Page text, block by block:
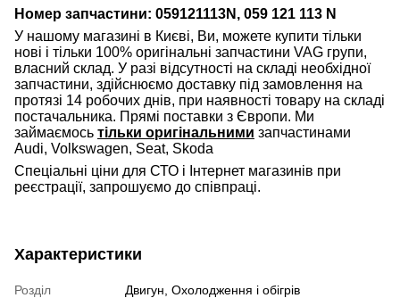
Номер запчастини: 059121113N, 059 121 113 N
У нашому магазині в Києві, Ви, можете купити тільки
нові і тільки 100% оригінальні запчастини VAG групи,
власний склад. У разі відсутності на складі необхідної
запчастини, здійснюємо доставку під замовлення на
протязі 14 робочих днів, при наявності товару на складі
постачальника. Прямі поставки з Європи. Ми
займаємось тільки оригінальними запчастинами
Audi, Volkswagen, Seat, Skoda
Спеціальні ціни для СТО і Інтернет магазинів при
реєстрації, запрошуємо до співпраці.
Характеристики
Розділ Двигун, Охолодження і обігрів